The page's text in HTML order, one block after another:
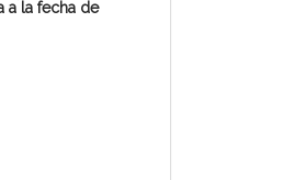
a la fecha de